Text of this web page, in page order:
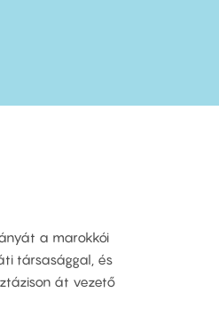
a marokkói
társasággal, és
át vezető